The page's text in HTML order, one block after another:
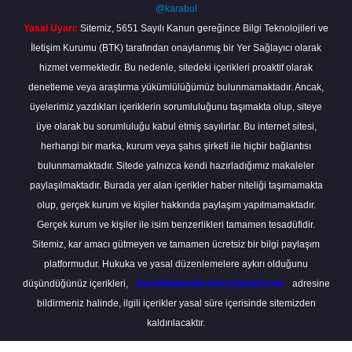
@karabul
Yasal Uyarı: Sitemiz, 5651 Sayılı Kanun gereğince Bilgi Teknolojileri ve
İletişim Kurumu (BTK) tarafından onaylanmış bir Yer Sağlayıcı olarak
hizmet vermektedir. Bu nedenle, sitedeki içerikleri proaktif olarak
denetleme veya araştırma yükümlülüğümüz bulunmamaktadır. Ancak,
üyelerimiz yazdıkları içeriklerin sorumluluğunu taşımakta olup, siteye
üye olarak bu sorumluluğu kabul etmiş sayılırlar. Bu internet sitesi,
herhangi bir marka, kurum veya şahıs şirketi ile hiçbir bağlantısı
bulunmamaktadır. Sitede yalnızca kendi hazırladığımız makaleler
paylaşılmaktadır. Burada yer alan içerikler haber niteliği taşımamakta
olup, gerçek kurum ve kişiler hakkında paylaşım yapılmamaktadır.
Gerçek kurum ve kişiler ile isim benzerlikleri tamamen tesadüfidir.
Sitemiz, kar amacı gütmeyen ve tamamen ücretsiz bir bilgi paylaşım
platformudur. Hukuka ve yasal düzenlemelere aykırı olduğunu
düşündüğünüz içerikleri,
backlinkpanelicomtr@gmail.com
adresine
bildirmeniz halinde, ilgili içerikler yasal süre içerisinde sitemizden
kaldırılacaktır.